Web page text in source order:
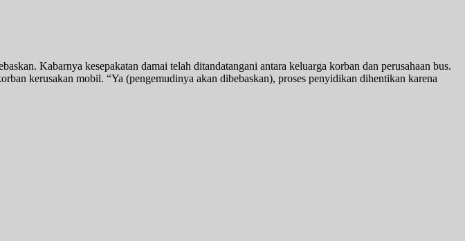
Kabarnya kesepakatan damai telah ditandatangani antara keluarga korban dan perusahaan bus.
kerusakan mobil. “Ya (pengemudinya akan dibebaskan), proses penyidikan dihentikan karena